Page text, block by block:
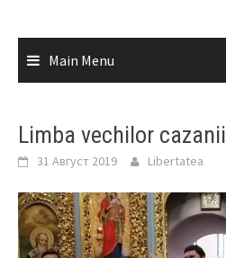
Main Menu
Limba vechilor cazanii
31 Август 2019 Libertatea